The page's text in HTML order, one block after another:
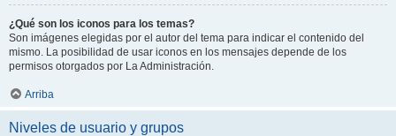
¿Qué son los iconos para los temas?
Son imágenes elegidas por el autor del tema para indicar el contenido del
mismo. La posibilidad de usar iconos en los mensajes depende de los
permisos otorgados por La Administración.
Arriba
Niveles de usuario y grupos